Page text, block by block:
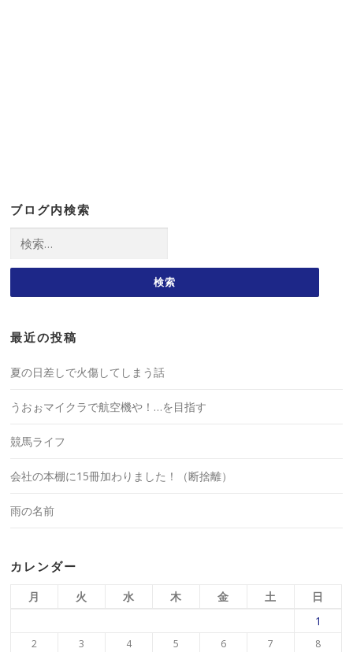
ブログ内検索
索:
最近の投稿
夏の日差しで火傷してしまう話
うおぉマイクラで航空機や！…を目指す
競馬ライフ
会社の本棚に15冊加わりました！（断捨離）
雨の名前
カレンダー
月 火 水 木 金 土
日
1
2 3 4 5 6 7
8